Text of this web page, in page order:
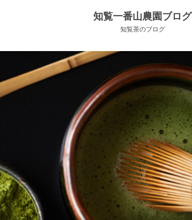
知覧一番山農園ブログ
知覧茶のブログ